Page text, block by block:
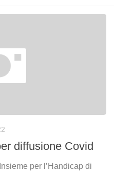
diffusione Covid
per l’Handicap di